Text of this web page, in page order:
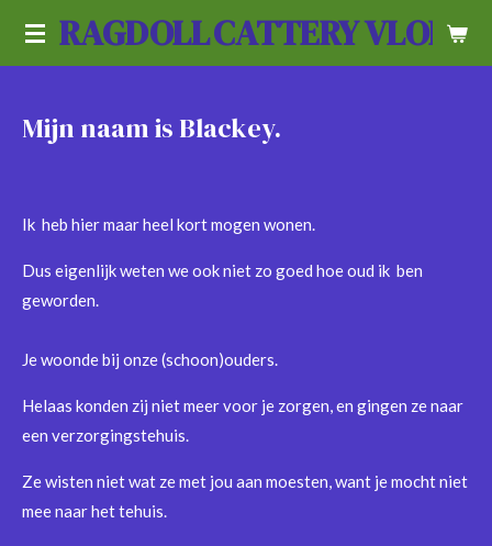
Ga
hoofdinhoud
RAGDOLLCATTERY
Mijn naam is Blackey.
Ik heb hier maar heel kort mogen wonen.
Dus eigenlijk weten we ook niet zo goed hoe oud ik ben
geworden.
Je woonde bij onze (schoon)ouders.
Helaas konden zij niet meer voor je zorgen, en gingen ze naar
een verzorgingstehuis.
Ze wisten niet wat ze met jou aan moesten, want je mocht niet
mee naar het tehuis.